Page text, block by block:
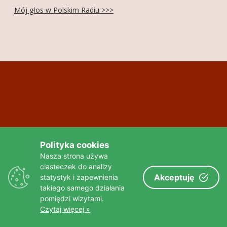
FOTOGALERIA
Mój głos w Polskim Radiu >>>
Polityka cookies
Nasza strona używa
ciasteczek do analizy
statystyk i zapewnienia
takiego samego działania
pomiędzi wizytami.
Czytaj więcej »
Akceptuję